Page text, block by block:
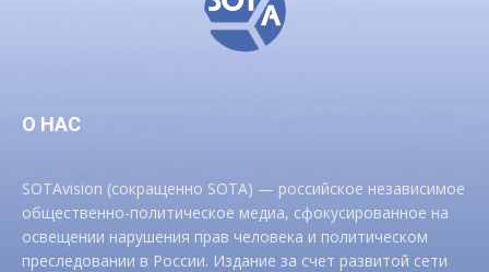
О НАС
SOTAvision (сокращенно SOTA) — российское независимое
общественно-политическое медиа, сфокусированное на
освещении нарушения прав человека и политическом
преследовании в России. Издание за счет развитой сети